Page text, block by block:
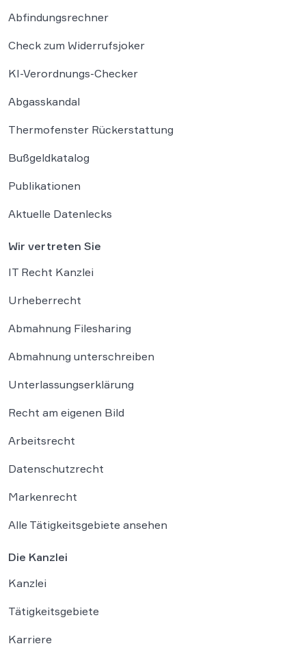
Abfindungsrechner
Check zum Widerrufsjoker
KI-Verordnungs-Checker
Abgasskandal
Thermofenster Rückerstattung
Bußgeldkatalog
Publikationen
Aktuelle Datenlecks
Wir vertreten Sie
IT Recht Kanzlei
Urheberrecht
Abmahnung Filesharing
Abmahnung unterschreiben
Unterlassungserklärung
Recht am eigenen Bild
Arbeitsrecht
Datenschutzrecht
Markenrecht
Alle Tätigkeitsgebiete ansehen
Die Kanzlei
Kanzlei
Tätigkeitsgebiete
Karriere